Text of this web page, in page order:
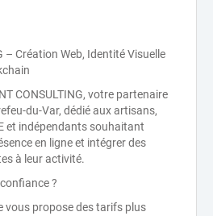
– Création Web, Identité Visuelle
CONSULTING, votre partenaire
du-Var, dédié aux artisans,
et indépendants souhaitant
en ligne et intégrer des
à leur activité.
?
vous propose des tarifs plus